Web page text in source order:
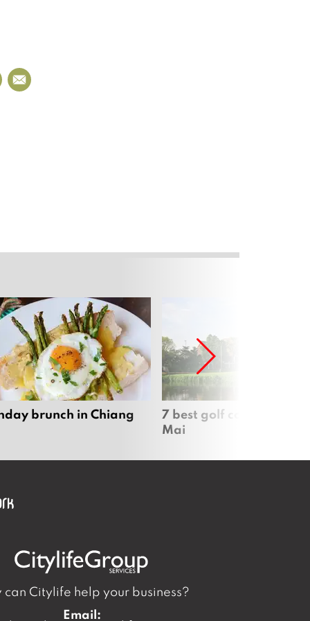
brunch in Chiang
7 best golf courses in
Mai
can Citylife help your business?
Email: